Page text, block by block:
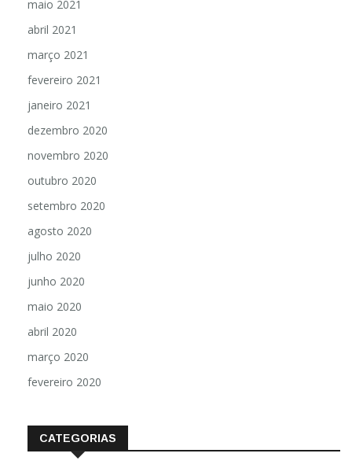
maio 2021
abril 2021
março 2021
fevereiro 2021
janeiro 2021
dezembro 2020
novembro 2020
outubro 2020
setembro 2020
agosto 2020
julho 2020
junho 2020
maio 2020
abril 2020
março 2020
fevereiro 2020
CATEGORIAS